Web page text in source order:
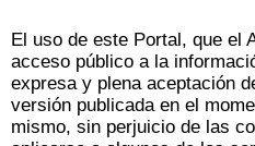
El uso de este Portal, que el
acceso público a la
expresa y plena aceptación
versión publicada en el
mismo, sin perjuicio de las